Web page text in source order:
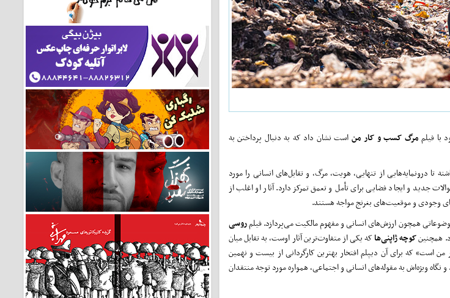
با فیلم مرگ کسب‌ و کار من است نشان داد که به دنبال پرداختن به
درونمایه‌هایی از تنهایی، هویت، مرگ، و تقابل‌های انسانی را مورد
جدید و ایجاد فضایی برای تأمل و تعمق تمرکز دارد. آثار او اغلب از
وجودی و موقعیت‌های بغرنج مواجه هستند.
همچون ارزش‌های انسانی و مفهوم مالکیت می‌پردازد. فیلمروسی
همچنینکوچه ژاپنی‌هاکه یکی از متفاوت‌ترین آثار اوست، به تقابل میان
است» که برای آن دیپلم افتخار بهترین کارگردانی از بیست و نهمین
ویژه‌اش به مقوله‌های انسانی و اجتماعی، همواره مورد توجه منتقدان